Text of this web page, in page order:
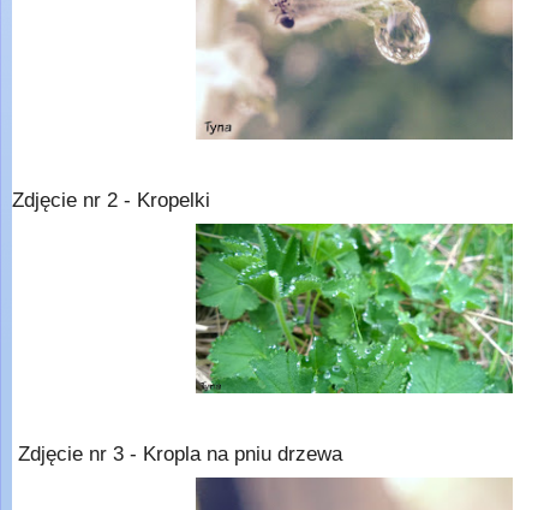
Zdjęcie nr 2 - Kropelki
Zdjęcie nr 3 - Kropla na pniu drzewa